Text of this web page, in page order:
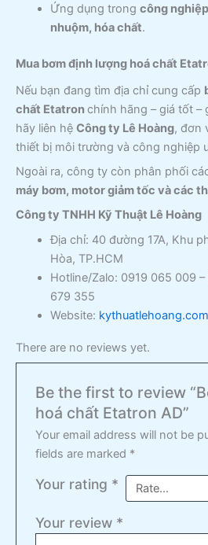
Ứng dụng trong công
nhuộm, hóa chất.
Mua bơm định lượng hoá chất
Nếu bạn đang tìm địa chỉ cung cấp
chất Etatronchính hãng – giá tốt –
hãy liên hệ Công ty Lê Hoàng, đơn
thiết bị môi trường và công nghiệp
Ngoài ra, công ty còn phân phối
máy bơm, motor giảm tốc và các
Công ty TNHH Kỹ Thuật Lê Hoàng
Địa chỉ: 40 đường 17A, Khu
Hòa, TP.HCM
Hotline/Zalo: 0919 065 009
679 355
Website: kythuatlehoang.com
There are no reviews yet.
Be the first to review
hoá chất Etatron AD”
Your email address will not be
fields are marked *
Your rating *
Your review *